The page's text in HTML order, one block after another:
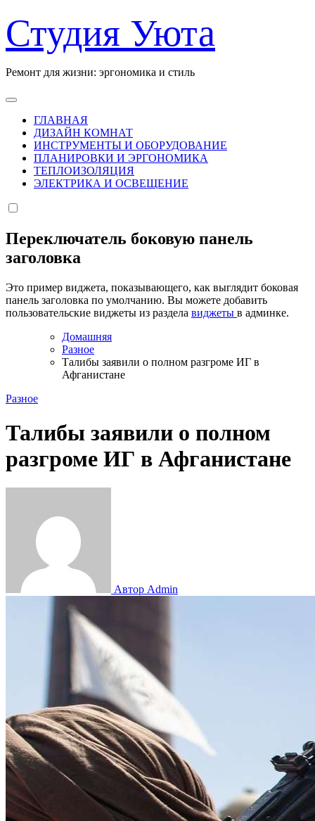
к
содержанию
Студия Уюта
Ремонт для жизни: эргономика и стиль
ГЛАВНАЯ
ДИЗАЙН КОМНАТ
ИНСТРУМЕНТЫ И ОБОРУДОВАНИЕ
ПЛАНИРОВКИ И ЭРГОНОМИКА
ТЕПЛОИЗОЛЯЦИЯ
ЭЛЕКТРИКА И ОСВЕЩЕНИЕ
Переключатель боковую панель
заголовка
Это пример виджета, показывающего, как выглядит боковая
панель заголовка по умолчанию. Вы можете добавить
пользовательские виджеты из раздела виджеты в админке.
Домашняя
Разное
Талибы заявили о полном разгроме ИГ в
Афганистане
Разное
Талибы заявили о полном
разгроме ИГ в Афганистане
Автор Admin